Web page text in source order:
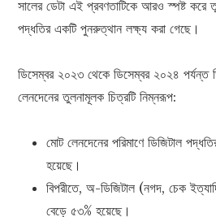
সালের ডেটা এই প্রবণতাটিকে আরও স্পষ্ট করে
পদ্ধতির একটি পুনরুত্থান লক্ষ্য করা গেছে।
ডিসেম্বর ২০২৩ থেকে ডিসেম্বর ২০২৪ পর্যন্ত
লেনদেনের তুলনামূলক চিত্রটি নিম্নরূপ:
মোট লেনদেনের পরিমাণে ডিজিটাল
হয়েছে।
বিপরীতে, অ-ডিজিটাল (নগদ, চেক
বেড়ে ৫৩% হয়েছে।